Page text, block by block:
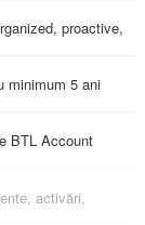
proactive,
minimum 5 ani
BTL Account
activări,